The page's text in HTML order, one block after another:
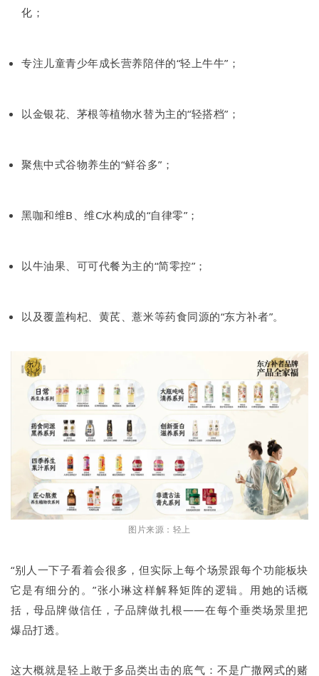
化；
专注儿童青少年成长营养陪伴的“轻上牛牛”；
以金银花、茅根等植物水替为主的“轻搭档”；
聚焦中式谷物养生的“鲜谷多”；
黑咖和维B、维C水构成的“自律零”；
以牛油果、可可代餐为主的“简零控”；
以及覆盖枸杞、黄芪、薏米等药食同源的“东方补者”。
图片来源：轻上
“别人一下子看着会很多，但实际上每个场景跟每个功能板块
它是有细分的。”张小琳这样解释矩阵的逻辑。用她的话概
括，母品牌做信任，子品牌做扎根——在每个垂类场景里把
爆品打透。
这大概就是轻上敢于多品类出击的底气：不是广撒网式的赌